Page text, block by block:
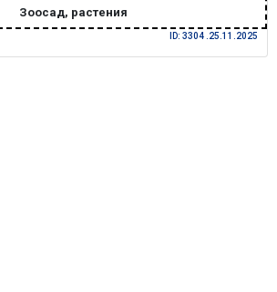
Зоосад, растения
ID: 3304 .25.11.2025